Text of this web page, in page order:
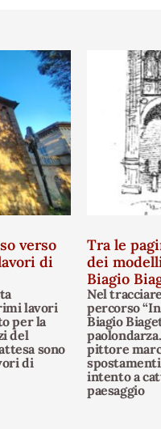
verso
di
lavori
per la
del
sono
di
Tra le
dei
Biagio
Nel
percorso
Biagio
pittore
intento a
paesaggio